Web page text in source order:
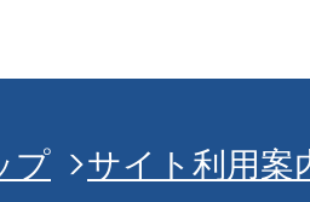
プ
サイト利用案